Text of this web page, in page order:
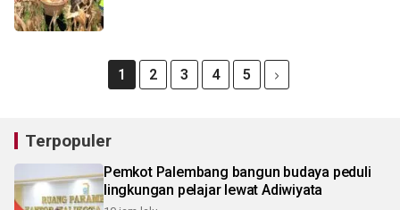
1 2 3 4 5
Terpopuler
Pemkot Palembang bangun budaya peduli
lingkungan pelajar lewat Adiwiyata